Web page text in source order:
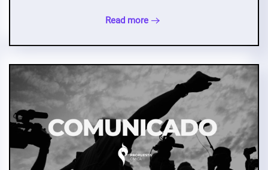
Read more